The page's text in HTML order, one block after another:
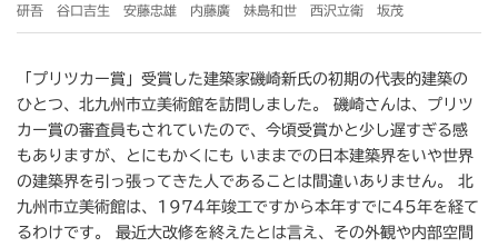
研吾 谷口吉生 安藤忠雄 内藤廣 妹島和世 西沢立衛 坂茂
「プリツカー賞」受賞した建築家磯崎新氏の初期の代表的建築の
ひとつ、北九州市立美術館を訪問しました。 磯崎さんは、プリツ
カー賞の審査員もされていたので、今頃受賞かと少し遅すぎる感
もありますが、とにもかくにも いままでの日本建築界をいや世界
の建築界を引っ張ってきた人であることは間違いありません。 北
九州市立美術館は、1974年竣工ですから本年すでに45年を経て
るわけです。 最近大改修を終えたとは言え、その外観や内部空間